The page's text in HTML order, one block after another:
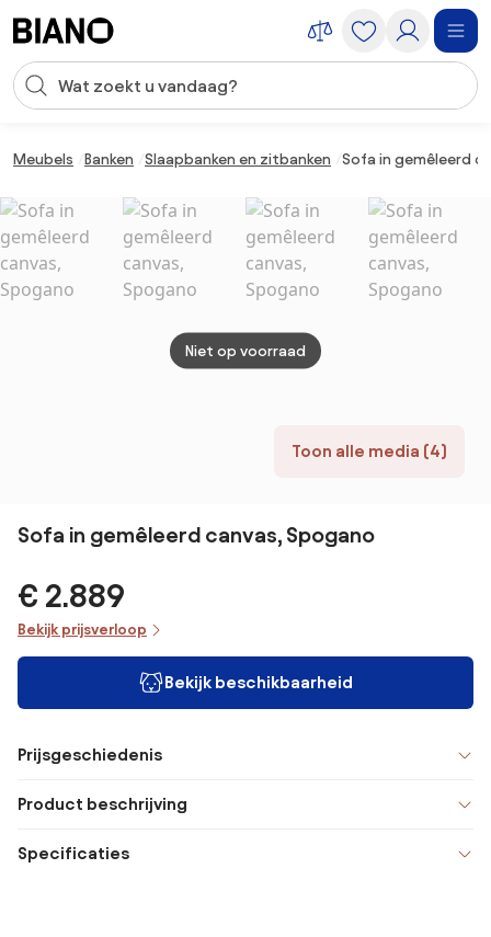
Zoekopdracht invoeren
Meubels Banken Slaapbanken en zitbanken Sofa in gemêleerd
Toon alle media (4)
Niet op voorraad
Sofa in gemêleerd canvas, Spogano
€ 2.889
Bekijk prijsverloop
Bekijk beschikbaarheid
Prijsgeschiedenis
Product beschrijving
Specificaties